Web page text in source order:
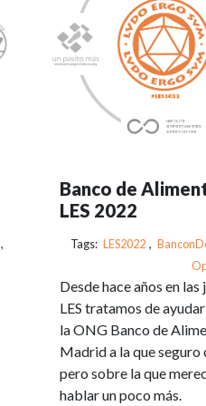
,
Banco de
LES 2022
Tags: LES2022 ,
Desde hace años en las
LES tratamos de
la ONG Banco de
Madrid a la que seguro
pero sobre la que
hablar un poco más.